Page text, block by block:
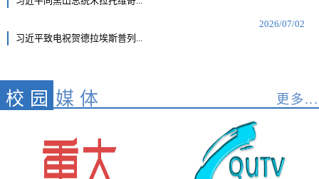
2026/07/02
习近平致电祝贺德拉埃斯普列...
校园 媒体 更多...